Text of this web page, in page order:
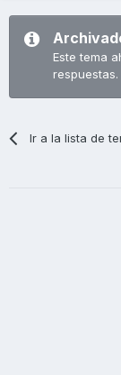
Este tema
respuestas.
Ir a la lista de